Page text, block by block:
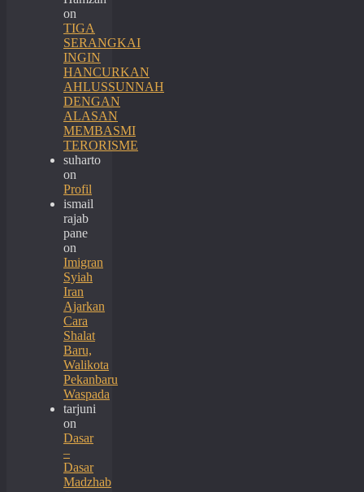
on
TIGA
SERANGKAI
INGIN
HANCURKAN
AHLUSSUNNAH
DENGAN
ALASAN
MEMBASMI
TERORISME
suharto
on
Profil
ismail
rajab
pane
on
Imigran
Syiah
Iran
Ajarkan
Cara
Shalat
Baru,
Walikota
Pekanbaru
Waspada
tarjuni
on
Dasar
–
Dasar
Madzhab